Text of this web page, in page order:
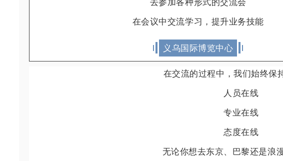
在会议中交流学习，提升业务技能
义乌国际博览中心
在交流的过程中，我们始终保
人员在线
专业在线
态度在线
无论你想去东京、巴黎还是浪